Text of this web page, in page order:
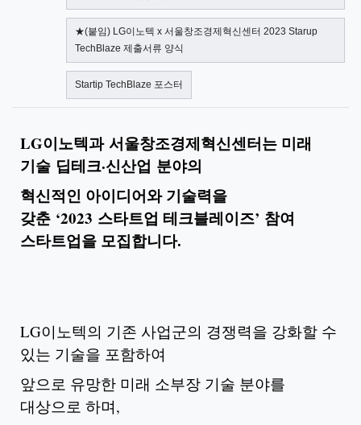
★(붙임) LG이노텍 x 서울창조경제혁신센터 2023 Starup
TechBlaze 제출서류 양식
Startip TechBlaze 포스터
LG이노텍과 서울창조경제혁신센터는 미래
기술 딥테크·신산업 분야의
혁신적인 아이디어와 기술력을
갖춘 ‘2023 스타트업 테크블레이즈’ 참여
스타트업을 모집합니다.
LG이노텍의 기존 사업군의 경쟁력을 강화할 수
있는 기술을 포함하여
앞으로 유망한 미래 소부장 기술 분야를
대상으로 하며,